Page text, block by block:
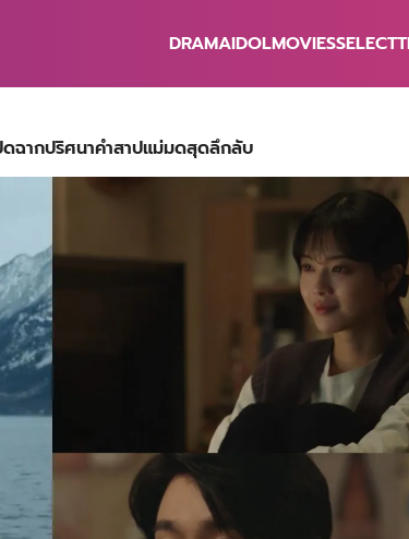
DRAMAIDOLMOVIESSELECT
ฉากปริศนาคำสาปแม่มดสุดลึกลับ